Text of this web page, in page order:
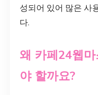
성되어 있어 많은 사
다.
왜 카페24웹
야 할까요?